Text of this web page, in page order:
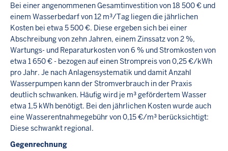
Bei einer angenommenen Gesamtinvestition von 18 500 € und
einem Wasserbedarf von 12 m³/Tag liegen die jährlichen
Kosten bei etwa 5 500 €. Diese ergeben sich bei einer
Abschreibung von zehn Jahren, einem Zinssatz von 2 %,
Wartungs- und Reparaturkosten von 6 % und Stromkosten von
etwa 1 650 € - bezogen auf einen Strompreis von 0,25 €/kWh
pro Jahr. Je nach Anlagensystematik und damit Anzahl
Wasserpumpen kann der Stromverbrauch in der Praxis
deutlich schwanken. Häufig wird je m³ gefördertem Wasser
etwa 1,5 kWh benötigt. Bei den jährlichen Kosten wurde auch
eine Wasserentnahmegebühr von 0,15 €/m³ berücksichtigt:
Diese schwankt regional.
Gegenrechnung